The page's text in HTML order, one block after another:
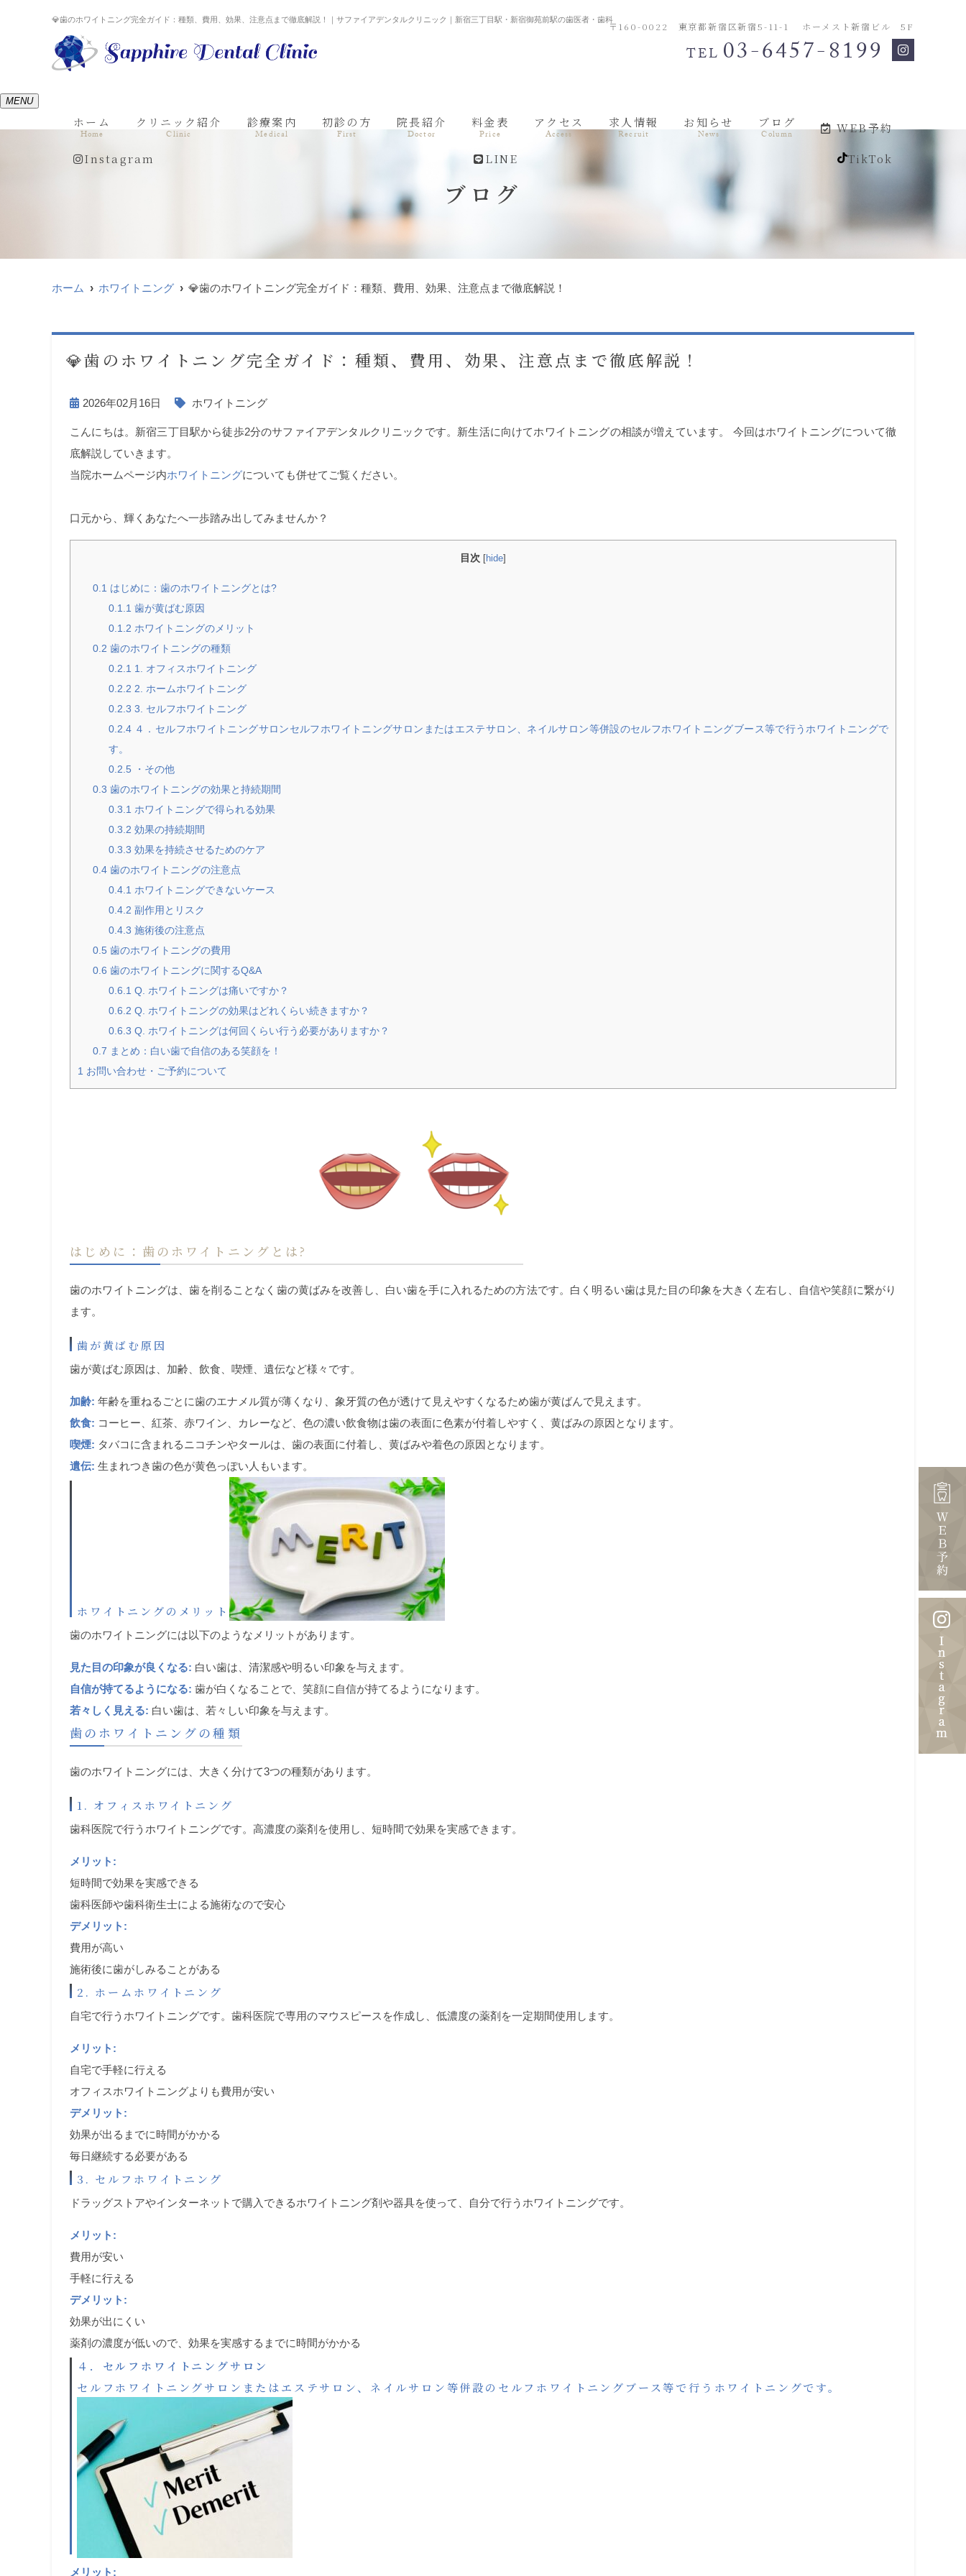
💎歯のホワイトニング完全ガイド：種類、費用、効果、注意点まで徹底解説！｜サファイアデンタルクリニック｜新宿三丁目駅・新宿御苑前駅の歯医者・歯科
〒160-0022 東京都新宿区新宿5-11-1 ホーメスト新宿ビル 5F
TEL 03-6457-8199
MENU
ホーム
Home
クリニック紹介
Clinic
診療案内
Medical
初診の方
First
院長紹介
Doctor
料金表
Price
アクセス
Access
求人情報
Recruit
お知らせ
News
ブログ
Column
WEB予約
Instagram LINE TikTok
ブログ
ホーム ホワイトニング 💎歯のホワイトニング完全ガイド：種類、費用、効果、注意点まで徹底解説！
💎歯のホワイトニング完全ガイド：種類、費用、効果、注意点まで徹底解説！
2026年02月16日 ホワイトニング
こんにちは。新宿三丁目駅から徒歩2分のサファイアデンタルクリニックです。新生活に向けてホワイトニングの相談が増えています。 今回はホワイトニングについて徹
底解説していきます。
当院ホームページ内ホワイトニングについても併せてご覧ください。
口元から、輝くあなたへ一歩踏み出してみませんか？
目次 [hide]
0.1 はじめに：歯のホワイトニングとは?
0.1.1 歯が黄ばむ原因
0.1.2 ホワイトニングのメリット
0.2 歯のホワイトニングの種類
0.2.1 1. オフィスホワイトニング
0.2.2 2. ホームホワイトニング
0.2.3 3. セルフホワイトニング
0.2.4４．セルフホワイトニングサロンセルフホワイトニングサロンまたはエステサロン、ネイルサロン等併設のセルフホワイトニングブース等で行うホワイトニングで
す。
0.2.5・その他
0.3 歯のホワイトニングの効果と持続期間
0.3.1 ホワイトニングで得られる効果
0.3.2 効果の持続期間
0.3.3 効果を持続させるためのケア
0.4 歯のホワイトニングの注意点
0.4.1 ホワイトニングできないケース
0.4.2 副作用とリスク
0.4.3 施術後の注意点
0.5 歯のホワイトニングの費用
0.6 歯のホワイトニングに関するQ&A
0.6.1 Q. ホワイトニングは痛いですか？
0.6.2 Q. ホワイトニングの効果はどれくらい続きますか？
0.6.3 Q. ホワイトニングは何回くらい行う必要がありますか？
0.7 まとめ：白い歯で自信のある笑顔を！
1 お問い合わせ・ご予約について
はじめに：歯のホワイトニングとは?
歯のホワイトニングは、歯を削ることなく歯の黄ばみを改善し、白い歯を手に入れるための方法です。白く明るい歯は見た目の印象を大きく左右し、自信や笑顔に繋がり
ます。
歯が黄ばむ原因
歯が黄ばむ原因は、加齢、飲食、喫煙、遺伝など様々です。
加齢: 年齢を重ねるごとに歯のエナメル質が薄くなり、象牙質の色が透けて見えやすくなるため歯が黄ばんで見えます。
飲食: コーヒー、紅茶、赤ワイン、カレーなど、色の濃い飲食物は歯の表面に色素が付着しやすく、黄ばみの原因となります。
喫煙: タバコに含まれるニコチンやタールは、歯の表面に付着し、黄ばみや着色の原因となります。
遺伝: 生まれつき歯の色が黄色っぽい人もいます。
ホワイトニングのメリット
歯のホワイトニングには以下のようなメリットがあります。
見た目の印象が良くなる: 白い歯は、清潔感や明るい印象を与えます。
自信が持てるようになる: 歯が白くなることで、笑顔に自信が持てるようになります。
若々しく見える: 白い歯は、若々しい印象を与えます。
歯のホワイトニングの種類
歯のホワイトニングには、大きく分けて3つの種類があります。
1. オフィスホワイトニング
歯科医院で行うホワイトニングです。高濃度の薬剤を使用し、短時間で効果を実感できます。
メリット:
短時間で効果を実感できる
歯科医師や歯科衛生士による施術なので安心
デメリット:
費用が高い
施術後に歯がしみることがある
2. ホームホワイトニング
自宅で行うホワイトニングです。歯科医院で専用のマウスピースを作成し、低濃度の薬剤を一定期間使用します。
メリット:
自宅で手軽に行える
オフィスホワイトニングよりも費用が安い
デメリット:
効果が出るまでに時間がかかる
毎日継続する必要がある
3. セルフホワイトニング
ドラッグストアやインターネットで購入できるホワイトニング剤や器具を使って、自分で行うホワイトニングです。
メリット:
費用が安い
手軽に行える
デメリット:
効果が出にくい
薬剤の濃度が低いので、効果を実感するまでに時間がかかる
４． セルフホワイトニングサロン
セルフホワイトニングサロンまたはエステサロン、ネイルサロン等併設のセルフホワイトニングブース等で行うホワイトニングです。
メリット: